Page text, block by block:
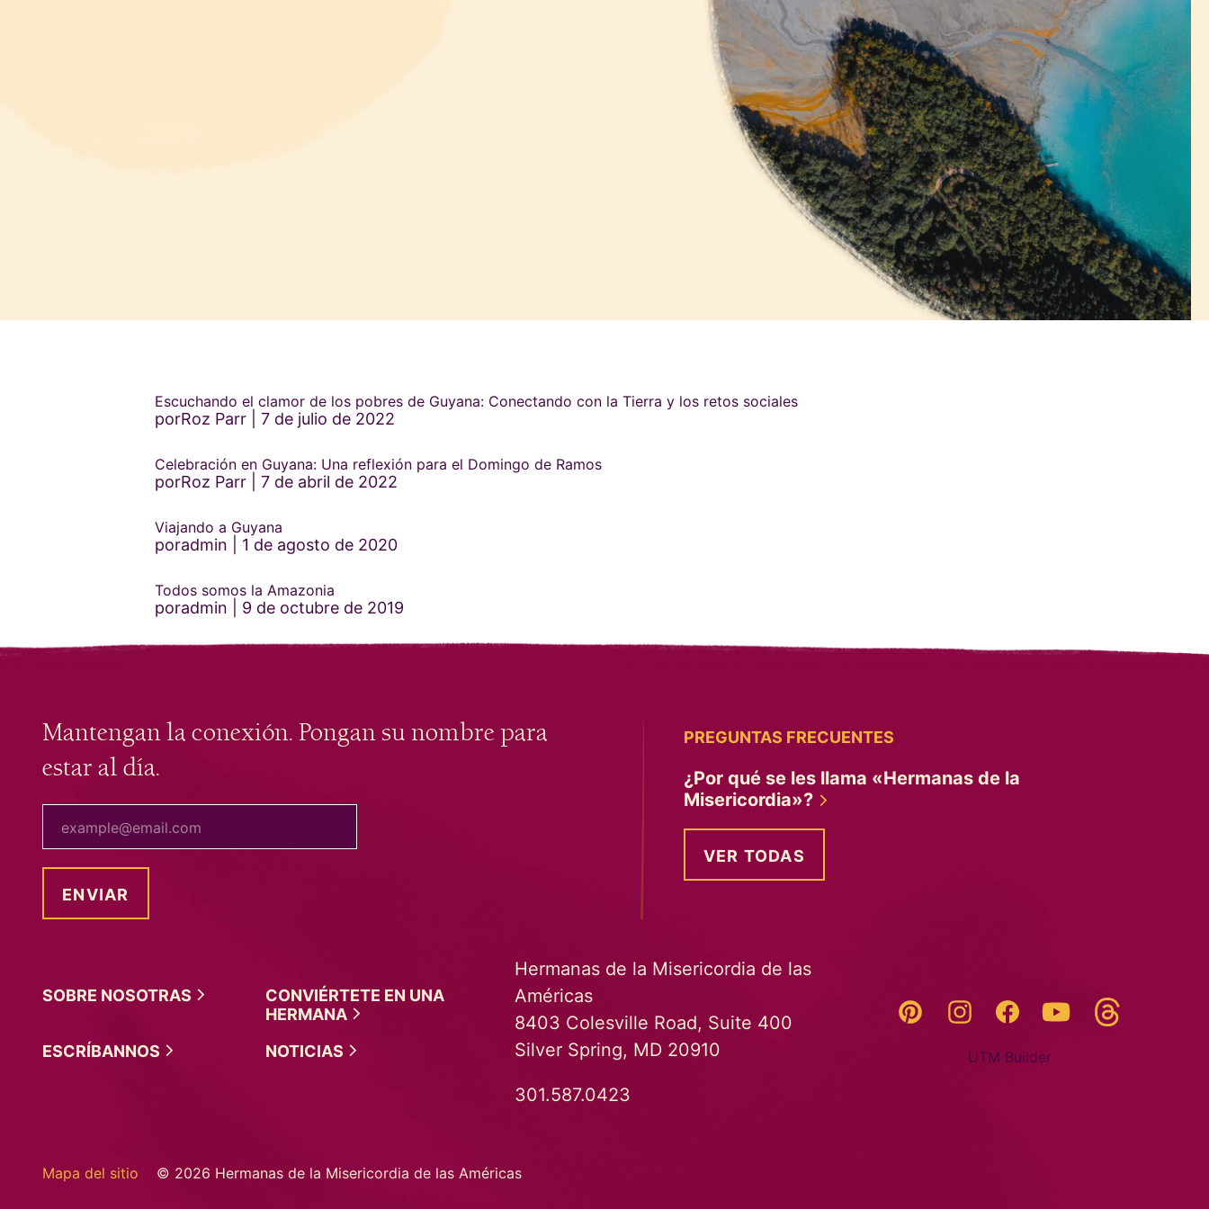
Escuchando el clamor de los pobres de Guyana: Conectando con la Tierra y los retos sociales
porRoz Parr 7 de julio de 2022
Celebración en Guyana: Una reflexión para el Domingo de Ramos
porRoz Parr 7 de abril de 2022
Viajando a Guyana
poradmin 1 de agosto de 2020
Todos somos la Amazonia
poradmin 9 de octubre de 2019
Mantengan la conexión. Pongan su nombre para
estar al día.
PREGUNTAS FRECUENTES
¿Por qué se les llama «Hermanas de la
Misericordia»?
VER TODAS
SOBRE NOSOTRAS
CONVIÉRTETE EN UNA
HERMANA
ESCRÍBANNOS
NOTICIAS
Hermanas de la Misericordia de las
Américas
8403 Colesville Road, Suite 400
Silver Spring, MD 20910
301.587.0423
Pinterest InstagramFacebookYouTube
UTM Builder
Mapa del sitio © 2026 Hermanas de la Misericordia de las Américas